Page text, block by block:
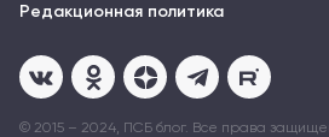
Редакционная политика
© 2015 – 2024, ПСБ блог. Все права